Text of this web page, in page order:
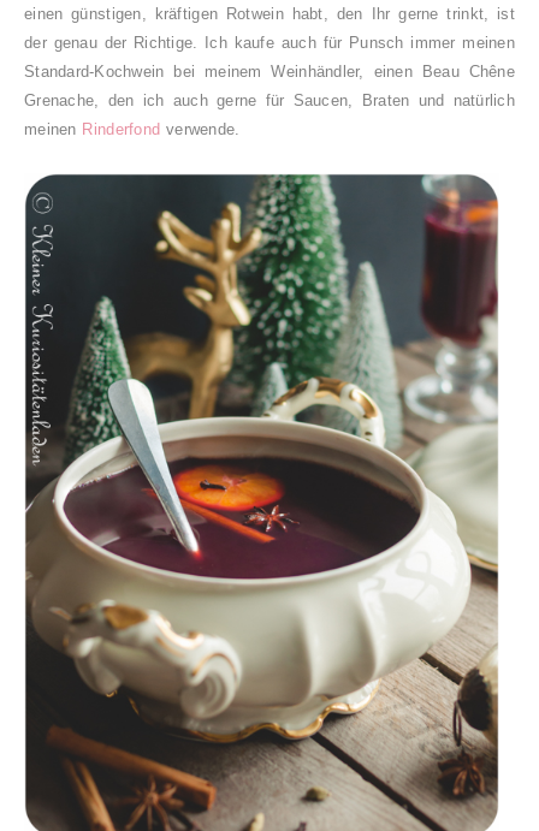
einen günstigen, kräftigen Rotwein habt, den Ihr gerne trinkt, ist
der genau der Richtige. Ich kaufe auch für Punsch immer meinen
Standard-Kochwein bei meinem Weinhändler, einen Beau Chêne
Grenache, den ich auch gerne für Saucen, Braten und natürlich
meinen Rinderfond verwende.